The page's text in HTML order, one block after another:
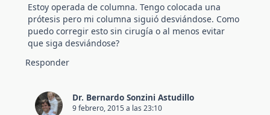
Estoy operada de columna. Tengo colocada una
prótesis pero mi columna siguió desviándose. Como
puedo corregir esto sin cirugía o al menos evitar
que siga desviándose?
Responder
Dr. Bernardo Sonzini Astudillo
9 febrero, 2015 a las 23:10